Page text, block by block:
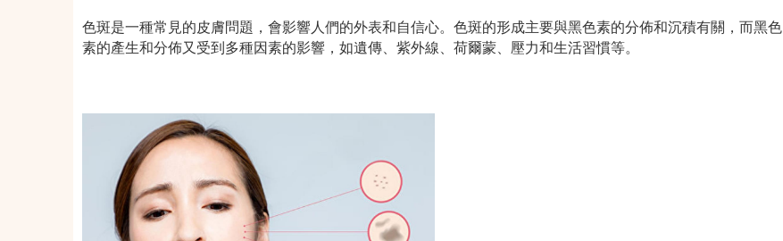
色斑是一種常見的皮膚問題，會影響人們的外表和自信心。色斑的形成主要與黑色素的分佈和沉積有關，而黑色
素的產生和分佈又受到多種因素的影響，如遺傳、紫外線、荷爾蒙、壓力和生活習慣等。